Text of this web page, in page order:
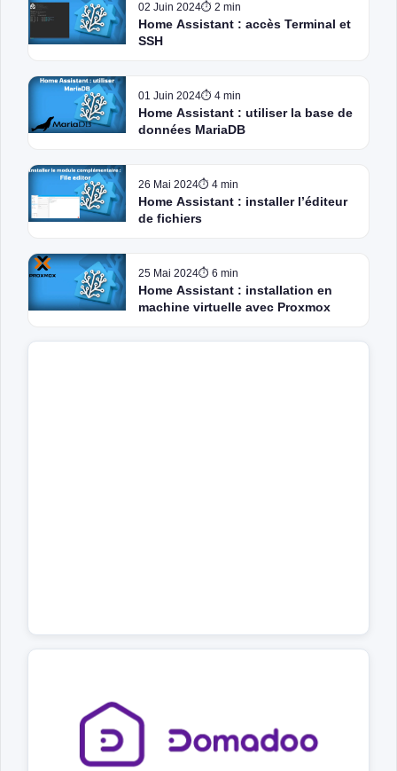
02 Juin 2024⏱ 2 min
Home Assistant : accès Terminal et
SSH
01 Juin 2024⏱ 4 min
Home Assistant : utiliser la base de
données MariaDB
26 Mai 2024⏱ 4 min
Home Assistant : installer l’éditeur
de fichiers
25 Mai 2024⏱ 6 min
Home Assistant : installation en
machine virtuelle avec Proxmox